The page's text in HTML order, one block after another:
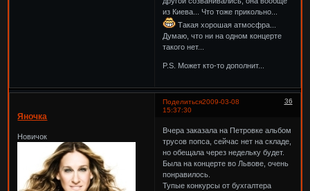
из Киева... Что тоже прикольно...
Такая хорошая атмосфра...
Думаю, что ни на одном концерте
такого нет...
P.S. Может кто-то дополнит...
Поделиться 36
2009-03-08
15:37:30
Яночка
Новичок
Вчера заказала на Петровке альбом
трусов попса, сейчас нет на складе,
но обещала через недельку будет.
Была на концерте во Львове, очень
понравилось.
Тупые конкурсы от бухгалтера